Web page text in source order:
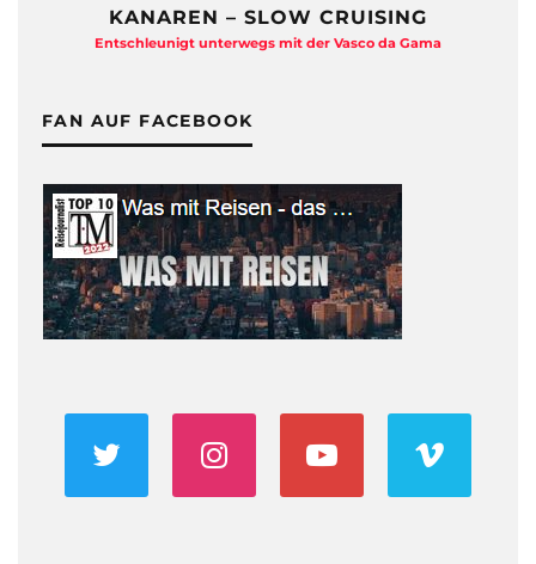
KANAREN – SLOW CRUISING
Entschleunigt unterwegs mit der Vasco da Gama
FAN AUF FACEBOOK